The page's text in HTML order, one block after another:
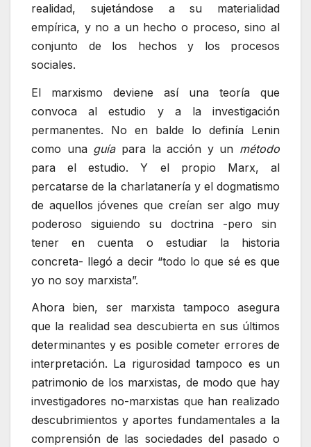
realidad, sujetándose a su materialidad
empírica, y no a un hecho o proceso, sino al
conjunto de los hechos y los procesos
sociales.
El marxismo deviene así una teoría que
convoca al estudio y a la investigación
permanentes. No en balde lo definía Lenin
como una guíapara la acción y un método
para el estudio. Y el propio Marx, al
percatarse de la charlatanería y el dogmatismo
de aquellos jóvenes que creían ser algo muy
poderoso siguiendo su doctrina -pero sin
tener en cuenta o estudiar la historia
concreta- llegó a decir “todo lo que sé es que
yo no soy marxista”.
Ahora bien, ser marxista tampoco asegura
que la realidad sea descubierta en sus últimos
determinantes y es posible cometer errores de
interpretación. La rigurosidad tampoco es un
patrimonio de los marxistas, de modo que hay
investigadores no-marxistas que han realizado
descubrimientos y aportes fundamentales a la
comprensión de las sociedades del pasado o